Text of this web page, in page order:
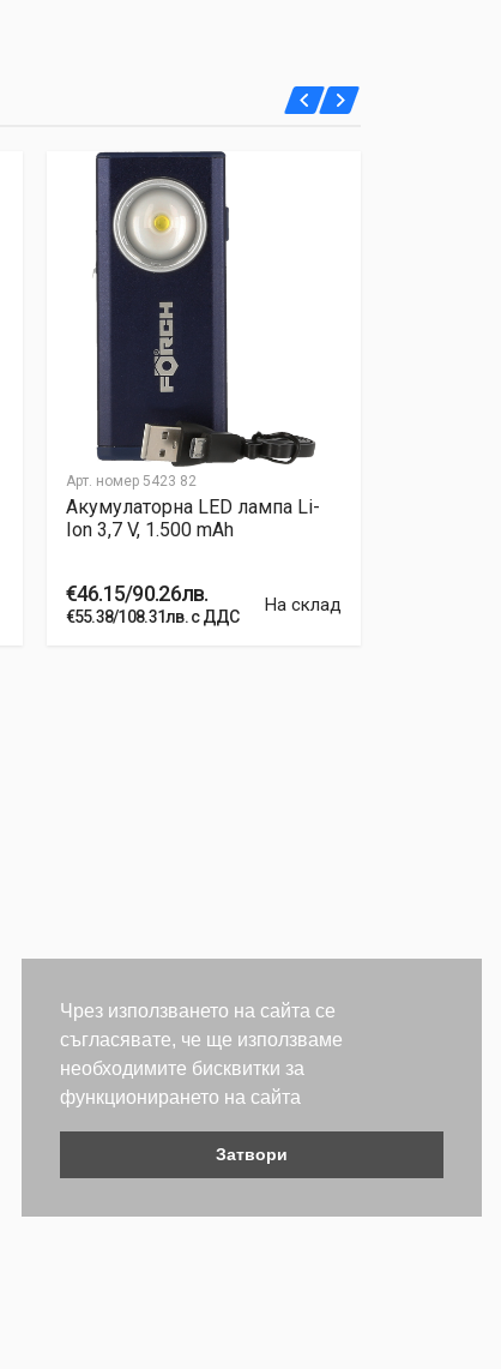
Чрез използването на сайта се
съгласявате, че ще използваме
необходимите бисквитки за
функционирането на сайта
Затвори
Арт. номер5423 82
Акумулаторна LED лампа Li-
Ion 3,7 V, 1.500 mAh
€46.15/90.26лв.
€55.38/108.31лв. с ДДС
На склад